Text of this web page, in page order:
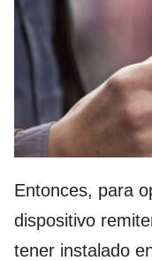
Entonces, para
dispositivo
tener instalado